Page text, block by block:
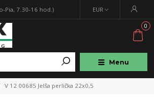
Menu
EUR
Pia, 7.30-16 hod.)
0
V 12 00685 Jelša perlička 22x0,5